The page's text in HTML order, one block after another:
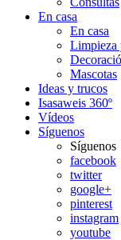
En casa
En casa
Limpieza
Mascotas
Ideas y trucos
Isasaweis 360º
Vídeos
Síguenos
Síguenos
facebook
twitter
google+
pinterest
instagram
youtube